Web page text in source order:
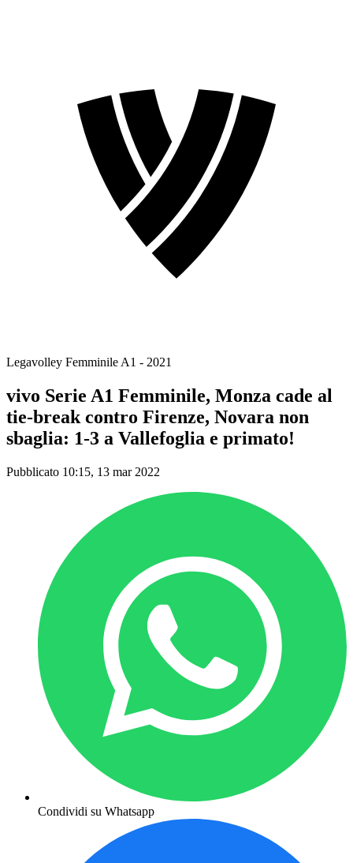
Legavolley Femminile A1 - 2021
vivo Serie A1 Femminile, Monza cade al
tie-break contro Firenze, Novara non
sbaglia: 1-3 a Vallefoglia e primato!
Pubblicato 10:15, 13 mar 2022
Condividi su Whatsapp